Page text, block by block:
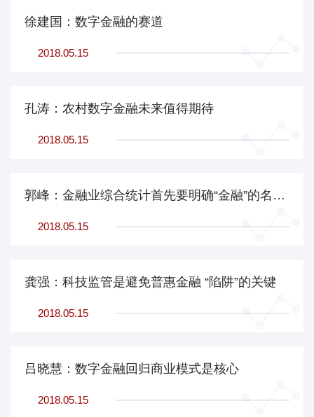
徐建国：数字金融的赛道
2018.05.15
孔涛：农村数字金融未来值得期待
2018.05.15
郭峰：金融业综合统计首先要明确“金融”的名分和边界
2018.05.15
龚强：科技监管是避免普惠金融 “陷阱”的关键
2018.05.15
吕晓慧：数字金融回归商业模式是核心
2018.05.15